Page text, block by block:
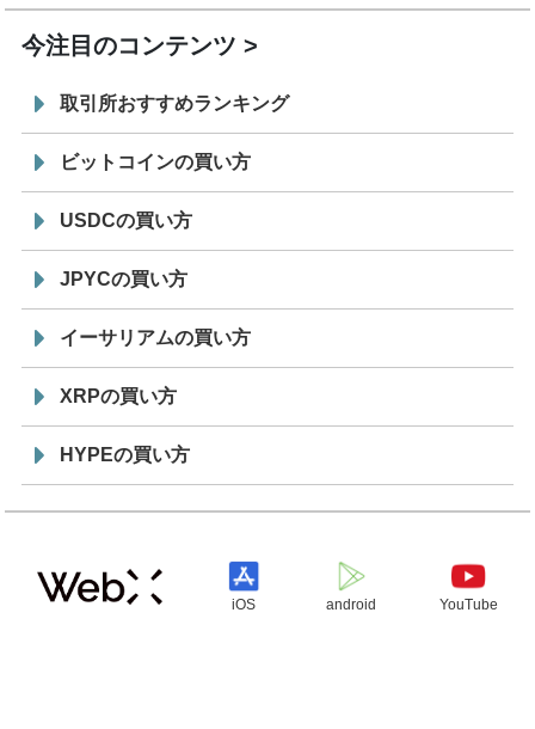
今注目のコンテンツ
取引所おすすめランキング
ビットコインの買い方
USDCの買い方
JPYCの買い方
イーサリアムの買い方
XRPの買い方
HYPEの買い方
iOS android YouTube